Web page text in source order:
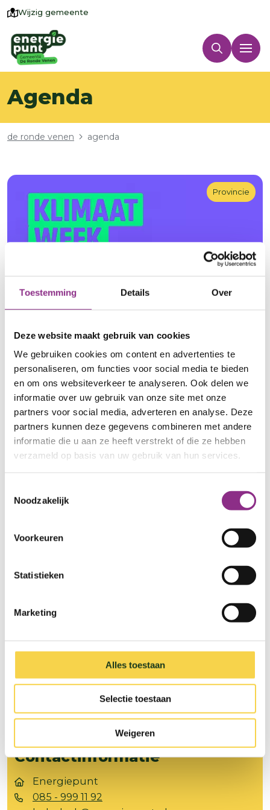
Toestemming Details Over
Deze website maakt gebruik van cookies
We gebruiken cookies om content en advertenties te
personaliseren, om functies voor social media te bieden
en om ons websiteverkeer te analyseren. Ook delen we
informatie over uw gebruik van onze site met onze
partners voor social media, adverteren en analyse. Deze
partners kunnen deze gegevens combineren met andere
informatie die u aan ze heeft verstrekt of die ze hebben
verzameld op basis van uw gebruik van hun services.
Noodzakelijk
Voorkeuren
Statistieken
Marketing
Alles toestaan
Selectie toestaan
Weigeren
Wijzig gemeente
Agenda
Kruimelpad
de ronde venen agenda
Klimaatweek
Van 2 t/m 8 november 2026 barst de zesde editie
van de Klimaatweek los.
Datum
2 t/m 8 november 2026
Check of jouw gemeente meedoet!
Lees meerover Klimaatweek
Provincie
Snel naar
Over het Energiepunt
Aanmelden
Contactinformatie
Energiepunt
085 - 999 11 92